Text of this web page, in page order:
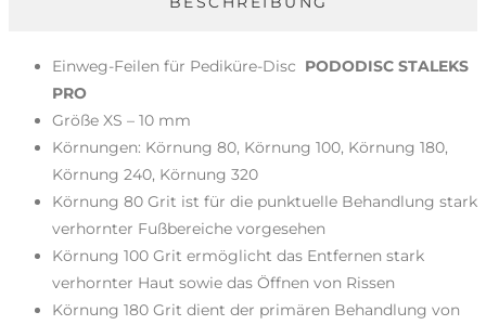
Einweg-Feilen für Pediküre-Disc PODODISC STALEKS
PRO
Größe XS – 10 mm
Körnungen: Körnung 80, Körnung 100, Körnung 180,
Körnung 240, Körnung 320
Körnung 80 Grit ist für die punktuelle Behandlung stark
verhornter Fußbereiche vorgesehen
Körnung 100 Grit ermöglicht das Entfernen stark
verhornter Haut sowie das Öffnen von Rissen
Körnung 180 Grit dient der primären Behandlung von